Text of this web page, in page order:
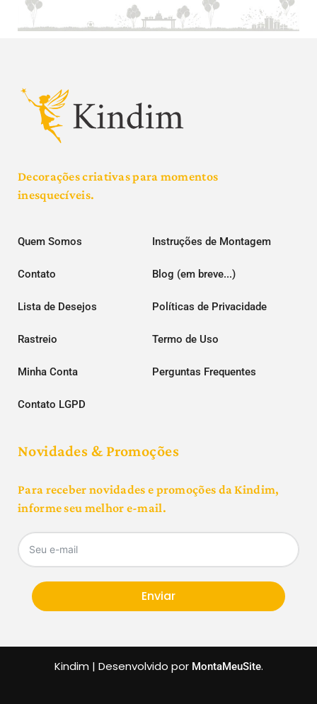
Decorações criativas para momentos
inesquecíveis.
Quem Somos Instruções de Montagem
Contato Blog (em breve...)
Lista de Desejos Políticas de Privacidade
Rastreio Termo de Uso
Minha Conta Perguntas Frequentes
Contato LGPD
Novidades & Promoções
Para receber novidades e promoções da Kindim,
informe seu melhor e-mail.
Enviar
Kindim | Desenvolvido por MontaMeuSite.